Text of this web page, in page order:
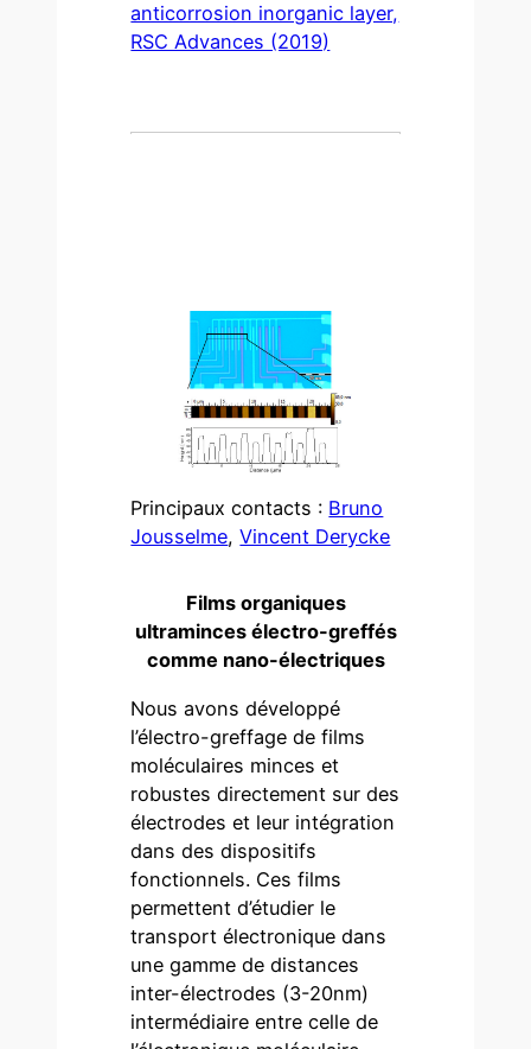
anticorrosion inorganic layer,
RSC Advances (2019)
Principaux contacts : Bruno
Jousselme,Vincent Derycke
Films organiques
ultraminces électro-greffés
comme nano-électriques
Nous avons développé
l’électro-greffage de films
moléculaires minces et
robustes directement sur des
électrodes et leur intégration
dans des dispositifs
fonctionnels. Ces films
permettent d’étudier le
transport électronique dans
une gamme de distances
inter-électrodes (3-20nm)
intermédiaire entre celle de